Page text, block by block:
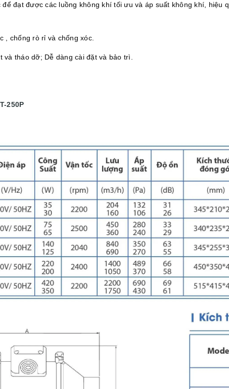
đạt được các luồng không khí tối ưu và áp suất không khí, hiệu
, chống rò rỉ và chống xóc.
và tháo dỡ; Dễ dàng cài đặt và bảo trì.
250P